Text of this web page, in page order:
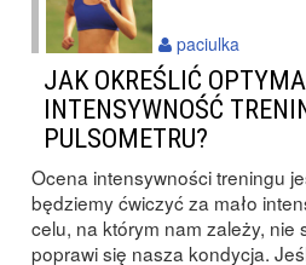
JAK OKREŚLIĆ
INTENSYWNOŚĆ
PULSOMETRU?
Ocena intensywności treningu
będziemy ćwiczyć za mało
celu, na którym nam zależy, nie
poprawi się nasza kondycja.
paciulka